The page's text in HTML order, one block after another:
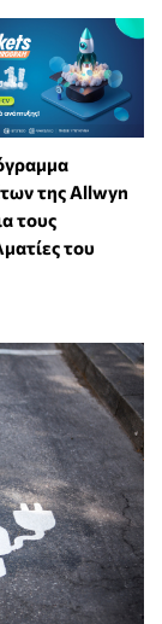
της Allwyn
τους
του